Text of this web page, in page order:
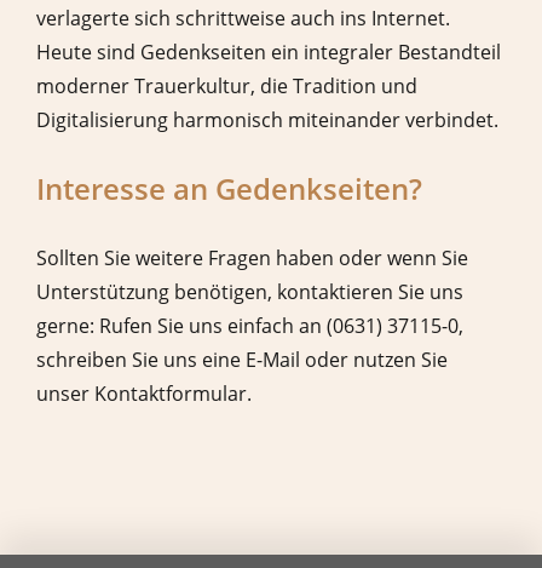
verlagerte sich schrittweise auch ins Internet.
Heute sind Gedenkseiten ein integraler Bestandteil
moderner Trauerkultur, die Tradition und
Digitalisierung harmonisch miteinander verbindet.
Interesse an Gedenkseiten?
Sollten Sie weitere Fragen haben oder wenn Sie
Unterstützung benötigen, kontaktieren Sie uns
gerne: Rufen Sie uns einfach an (0631) 37115-0,
schreiben Sie uns eine E-Mail oder nutzen Sie
unser Kontaktformular.